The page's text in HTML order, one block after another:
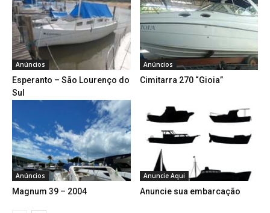
Anúncios
Esperanto – São Lourenço do
Sul
Anúncios
Cimitarra 270 “Gioia”
Anúncios
Magnum 39 – 2004
Anuncie Aqui
Anuncie sua embarcação